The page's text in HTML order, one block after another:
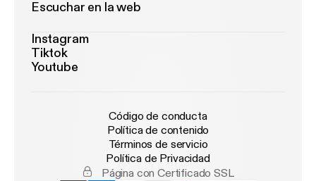
Escuchar en la web
Instagram
Tiktok
Youtube
Código de conducta
Política de contenido
Términos de servicio
Política de Privacidad
Página con Certificado SSL